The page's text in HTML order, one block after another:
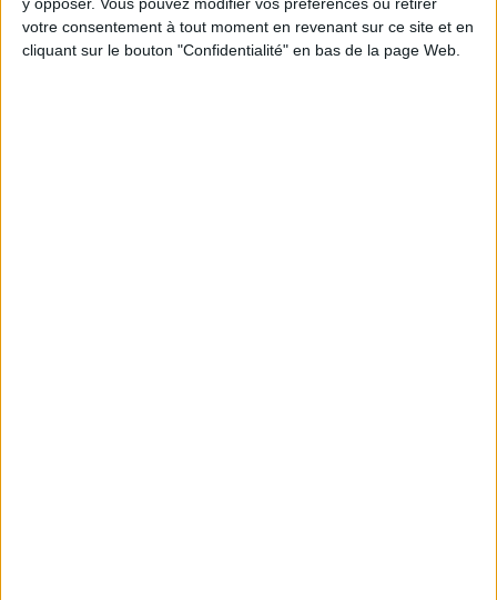
votre consentement à tout moment en revenant sur ce site et en
cliquant sur le bouton "Confidentialité" en bas de la page Web.